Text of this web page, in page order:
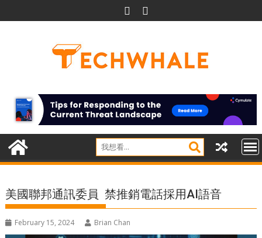
to
美國聯邦通訊委員 禁推銷電話採用AI語音
February 15, 2024 Brian Chan